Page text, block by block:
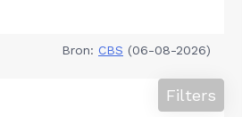
Bron: CBS (06-08-2026)
Filters